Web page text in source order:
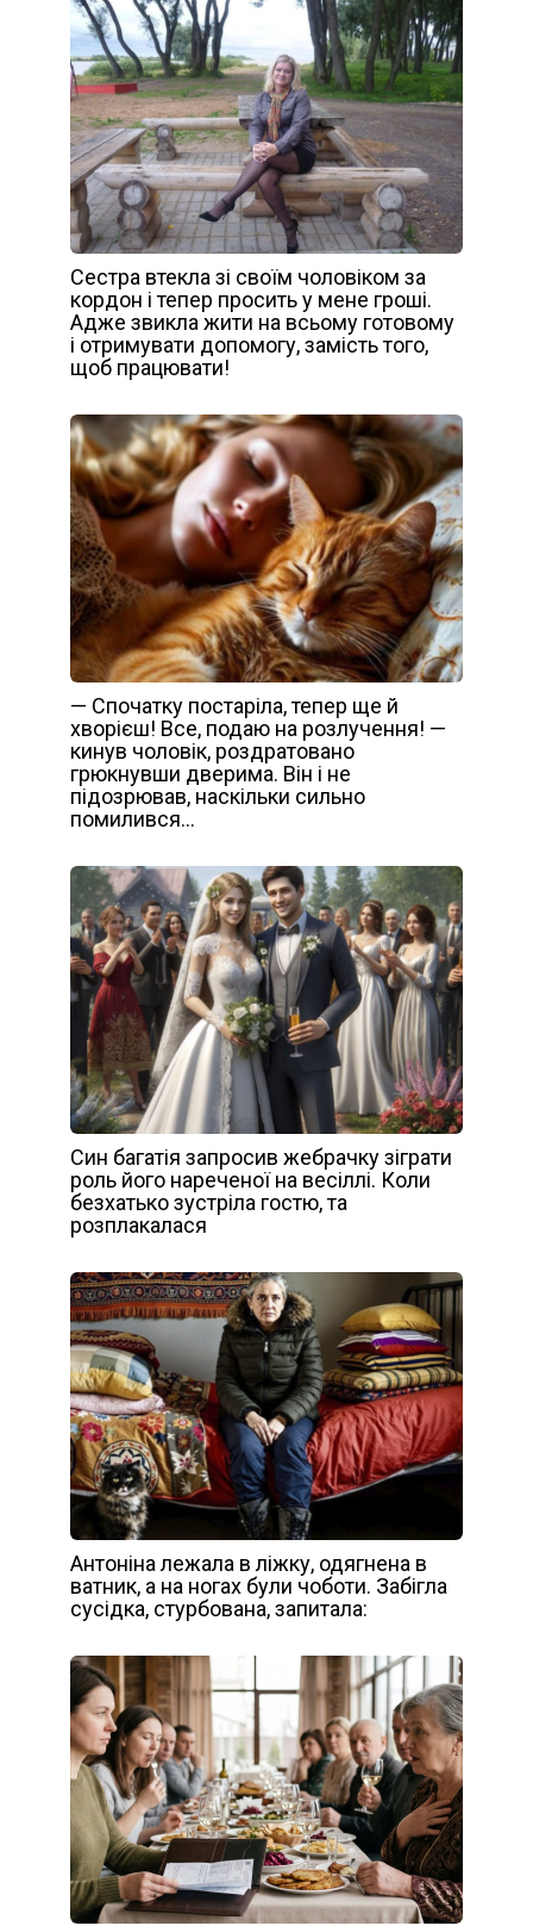
Сестра втекла зі своїм чоловіком за
кордон і тепер просить у мене гроші.
Адже звикла жити на всьому готовому
і отримувати допомогу, замість того,
щоб працювати!
— Спочатку постаріла, тепер ще й
хворієш! Все, подаю на розлучення! —
кинув чоловік, роздратовано
грюкнувши дверима. Він і не
підозрював, наскільки сильно
помилився…
Син багатія запросив жебрачку зіграти
роль його нареченої на весіллі. Коли
безхатько зустріла гостю, та
розплакалася
Антоніна лежала в ліжку, одягнена в
ватник, а на ногах були чоботи. Забігла
сусідка, стурбована, запитала: